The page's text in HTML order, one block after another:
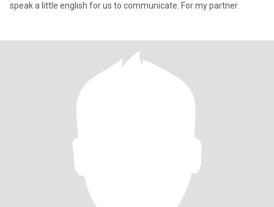
speak a little english for us to communicate. For my partner